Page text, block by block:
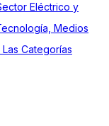
Eléctrico y
Medios
Categorías